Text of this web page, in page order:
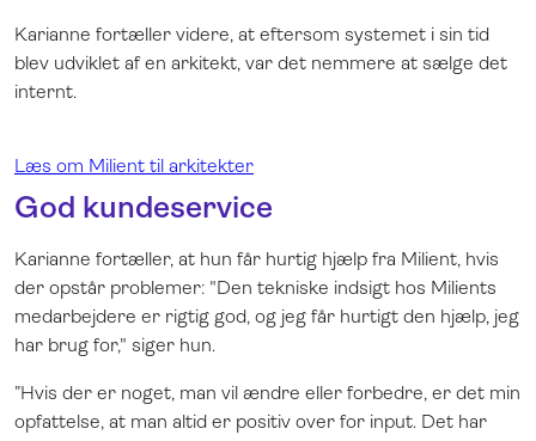
Karianne fortæller videre, at eftersom systemet i sin tid
blev udviklet af en arkitekt, var det nemmere at sælge det
internt.
Læs om Milient til arkitekter
God kundeservice
Karianne fortæller, at hun får hurtig hjælp fra Milient, hvis
der opstår problemer: "Den tekniske indsigt hos Milients
medarbejdere er rigtig god, og jeg får hurtigt den hjælp, jeg
har brug for," siger hun.
”Hvis der er noget, man vil ændre eller forbedre, er det min
opfattelse, at man altid er positiv over for input. Det har